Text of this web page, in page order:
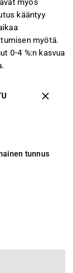
myös
kääntyy
myötä.
0-4 %:n kasvua
tunnus